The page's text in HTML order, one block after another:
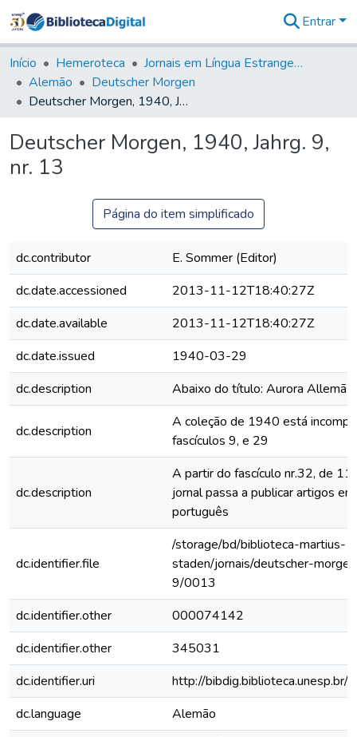
&
Coleções
Tudo na
Biblioteca
Estatísticas
Entrar
Início Hemeroteca
Jornais em Língua Estrangeira
Alemão
Deutscher Morgen
Deutscher Morgen, 1940, Jahrg. 9, nr. 13
Deutscher Morgen, 1940, Jahrg. 9,
nr. 13
Página do item simplificado
dc.contributor
E. Sommer (Editor)
dc.date.accessioned
2013-11-12T18:40:27Z
dc.date.available
2013-11-12T18:40:27Z
dc.date.issued
1940-03-29
dc.description
Abaixo do título: Aurora Allemã
dc.description
A coleção de 1940 está
fascículos 9, e 29
dc.description
A partir do fascículo nr.32, de
jornal passa a publicar artigos
português
dc.identifier.file
/storage/bd/biblioteca-martius-
staden/jornais/deutscher-
9/0013
dc.identifier.other
000074142
dc.identifier.other
345031
dc.identifier.uri
http://
dc.language
Alemão